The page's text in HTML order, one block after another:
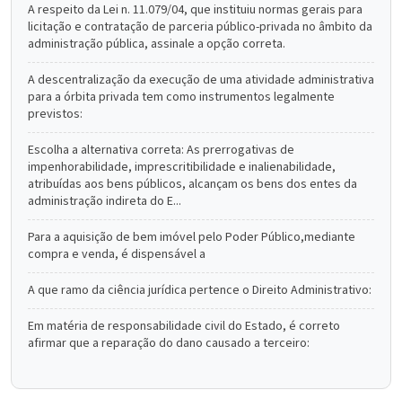
A respeito da Lei n. 11.079/04, que instituiu normas gerais para
licitação e contratação de parceria público-privada no âmbito da
administração pública, assinale a opção correta.
A descentralização da execução de uma atividade administrativa
para a órbita privada tem como instrumentos legalmente
previstos:
Escolha a alternativa correta: As prerrogativas de
impenhorabilidade, imprescritibilidade e inalienabilidade,
atribuídas aos bens públicos, alcançam os bens dos entes da
administração indireta do E...
Para a aquisição de bem imóvel pelo Poder Público,mediante
compra e venda, é dispensável a
A que ramo da ciência jurídica pertence o Direito Administrativo:
Em matéria de responsabilidade civil do Estado, é correto
afirmar que a reparação do dano causado a terceiro: